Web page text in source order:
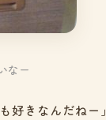
なー
好きなんだねー」